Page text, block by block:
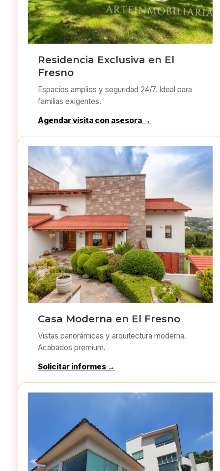
Residencia Exclusiva en El
Fresno
Espacios amplios y seguridad 24/7. Ideal para
familias exigentes.
Agendar visita con asesora →
Casa Moderna en El Fresno
Vistas panorámicas y arquitectura moderna.
Acabados premium.
Solicitar informes →